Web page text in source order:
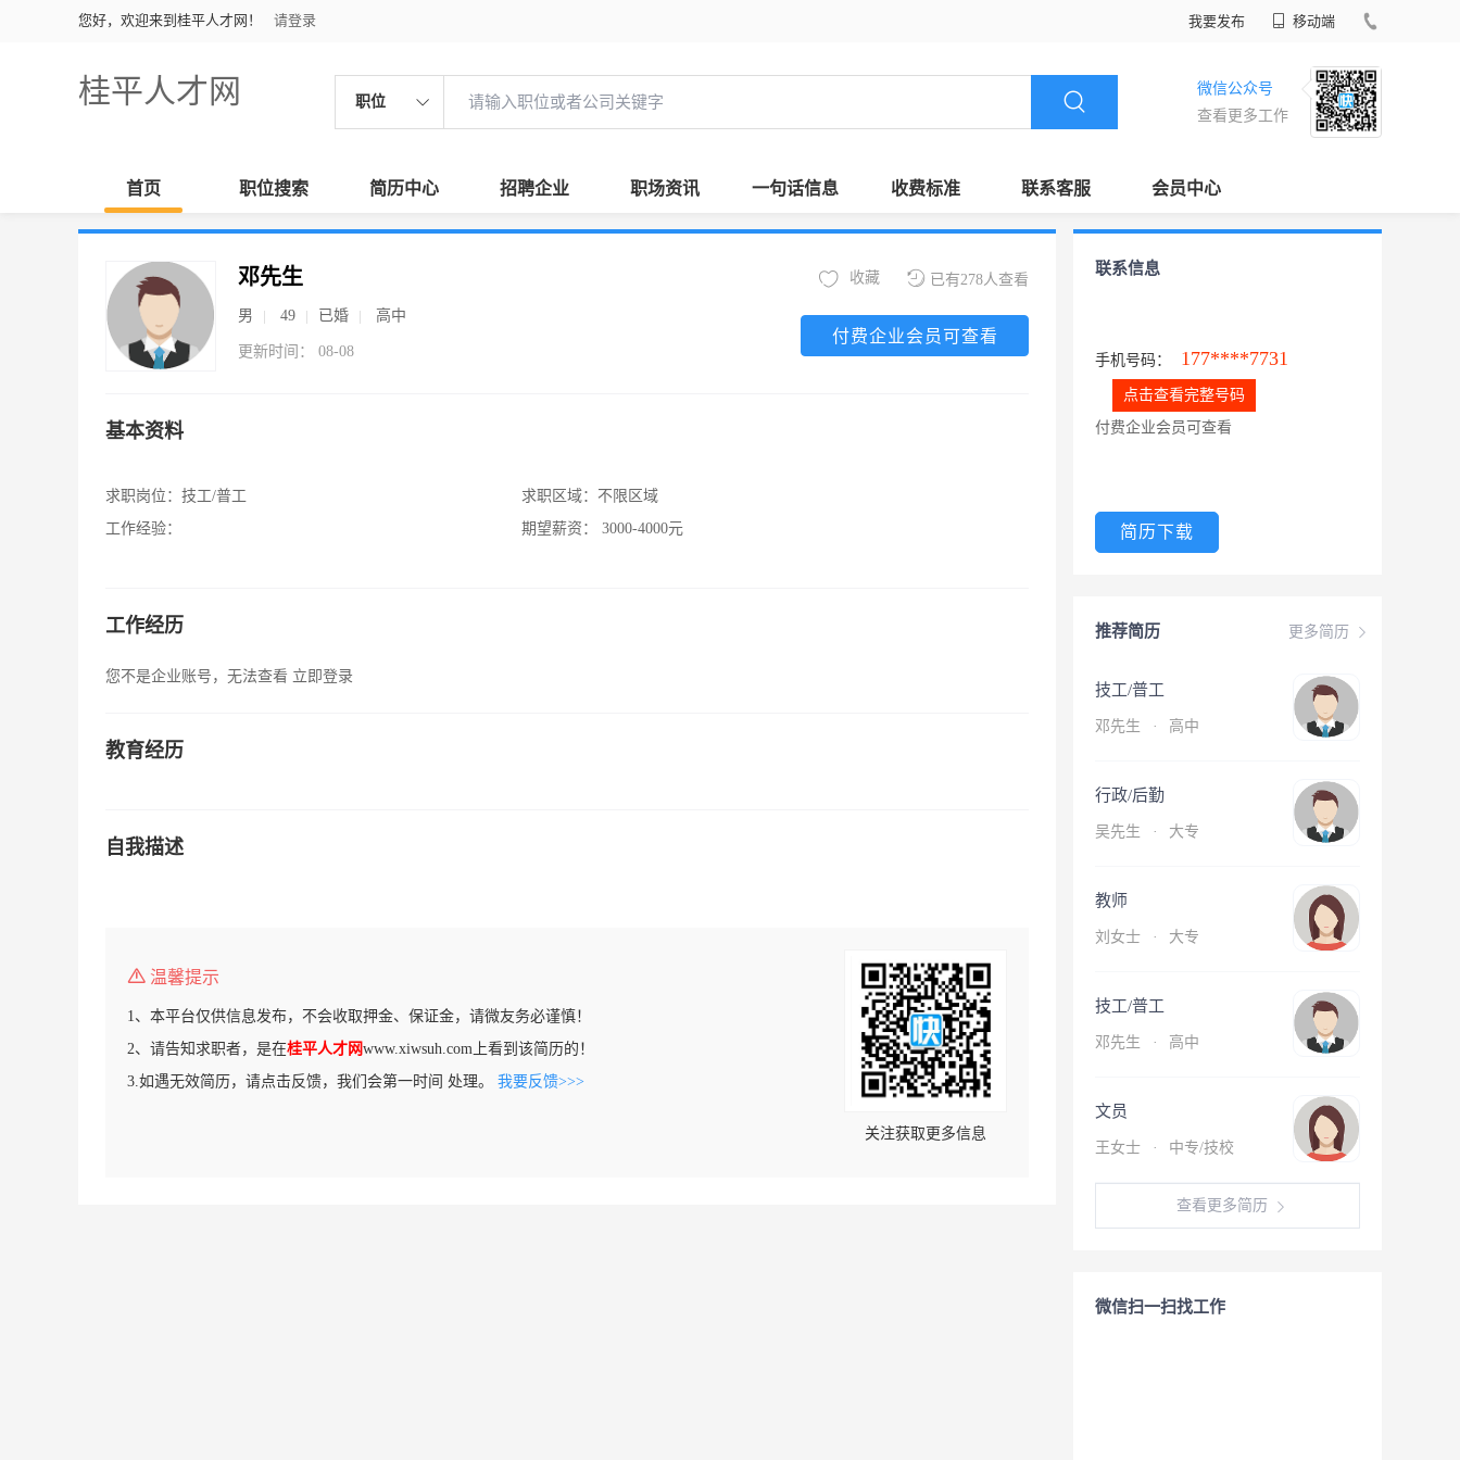
您好，欢迎来到桂平人才网！ 请登录 我要发布 移动端
桂平人才网 职位
微信公众号
查看更多工作
首页 职位搜索 简历中心 招聘企业 职场资讯 一句话信息 收费标准 联系客服 会员中心
邓先生
男 49 已婚 高中
更新时间： 08-08
已有278人查看
收藏
付费企业会员可查看
基本资料
求职岗位： 技工/普工
工作经验：
求职区域： 不限区域
期望薪资：
3000-4000元
工作经历
您不是企业账号，无法查看 立即登录
教育经历
自我描述
温馨提示
1、本平台仅供信息发布，不会收取押金、保证金，请微友务必谨慎！
2、请告知求职者，是在桂平人才网www.xiwsuh.com上看到该简历的！
3.如遇无效简历，请点击反馈，我们会第一时间 处理。 我要反馈>>>
关注获取更多信息
联系信息
手机号码： 177****7731
点击查看完整号码
付费企业会员可查看
简历下载
更多简历
推荐简历
技工/普工
邓先生 · 高中
行政/后勤
吴先生 · 大专
教师
刘女士 · 大专
技工/普工
邓先生 · 高中
文员
王女士 · 中专/技校
查看更多简历
微信扫一扫找工作